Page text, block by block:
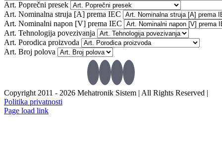
Art. Poprečni presek
Art. Nominalna struja [A] prema IEC
Art. Nominalni napon [V] prema IEC
Art. Tehnologija povezivanja
Art. Porodica proizvoda
Art. Broj polova
Copyright 2011 - 2026 Mehatronik Sistem | All Rights Reserved |
Politika privatnosti
Page load link